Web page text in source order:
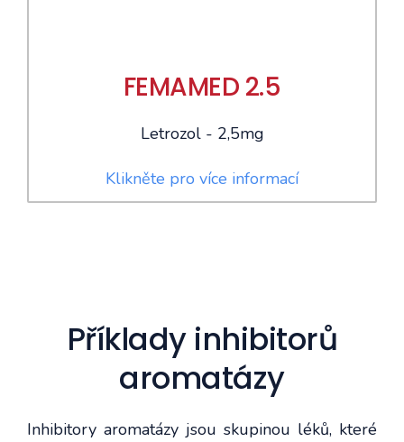
FEMAMED 2.5
Letrozol - 2,5mg
Klikněte pro více informací
Příklady inhibitorů
aromatázy
Inhibitory aromatázy jsou skupinou léků, které